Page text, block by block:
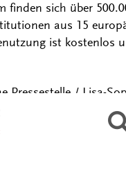
finden sich über
aus 15
ist kostenlos
Pressestelle / Lisa-